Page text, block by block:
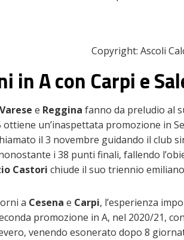
Copyright: Ascoli
in A con Carpi e
Varese e Reggina fanno da preludio al
ottiene un’inaspettata promozione in
il 3 novembre guidando il club
i 38 punti finali, fallendo
Castori chiude il suo triennio
a Cesena e Carpi, l’esperienza
promozione in A, nel 2020/21,
venendo esonerato dopo 8